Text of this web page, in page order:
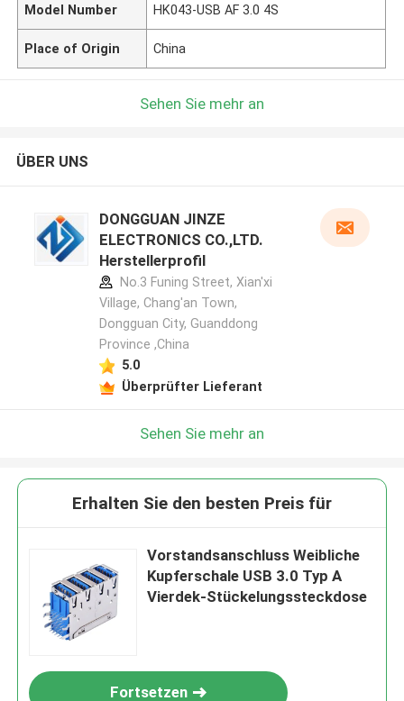
Model Number HK043-USB AF 3.0 4S
Place of Origin China
Sehen Sie mehr an
ÜBER UNS
DONGGUAN JINZE
ELECTRONICS CO.,LTD.
Herstellerprofil
No.3 Funing Street, Xian'xi
Village, Chang'an Town,
Dongguan City, Guanddong
Province ,China
5.0
Überprüfter Lieferant
Sehen Sie mehr an
Erhalten Sie den besten Preis für
Vorstandsanschluss Weibliche
Kupferschale USB 3.0 Typ A
Vierdek-Stückelungssteckdose
Fortsetzen